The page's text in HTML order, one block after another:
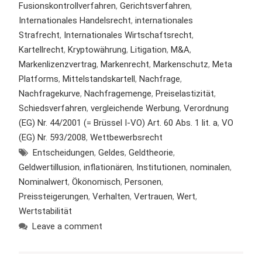
Fusionskontrollverfahren, Gerichtsverfahren,
Internationales Handelsrecht, internationales
Strafrecht, Internationales Wirtschaftsrecht,
Kartellrecht, Kryptowährung, Litigation, M&A,
Markenlizenzvertrag, Markenrecht, Markenschutz, Meta
Platforms, Mittelstandskartell, Nachfrage,
Nachfragekurve, Nachfragemenge, Preiselastizität,
Schiedsverfahren, vergleichende Werbung, Verordnung
(EG) Nr. 44/2001 (= Brüssel I-VO) Art. 60 Abs. 1 lit. a, VO
(EG) Nr. 593/2008, Wettbewerbsrecht
Entscheidungen, Geldes, Geldtheorie,
Geldwertillusion, inflationären, Institutionen, nominalen,
Nominalwert, Ökonomisch, Personen,
Preissteigerungen, Verhalten, Vertrauen, Wert,
Wertstabilität
Leave a comment